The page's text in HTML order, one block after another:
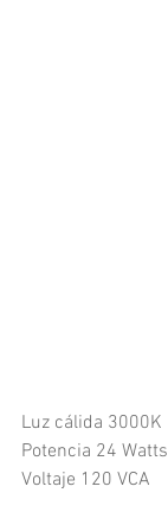
Luz cálida 3000K
Potencia 24 Watts
Voltaje 120 VCA